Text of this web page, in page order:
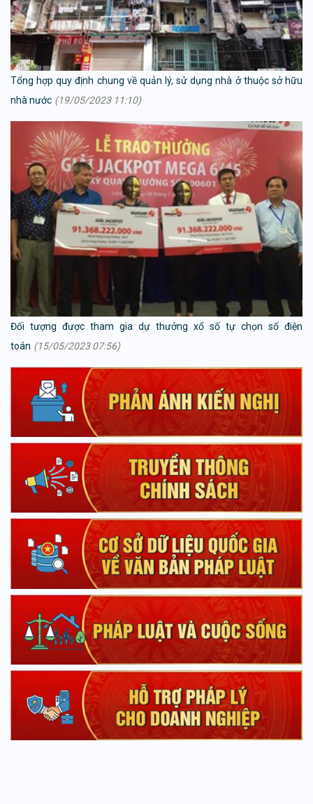
Tổng hợp quy định chung về quản lý, sử dụng nhà ở thuộc sở hữu
nhà nước (19/05/2023 11:10)
Đối tượng được tham gia dự thưởng xổ số tự chọn số điện
toán (15/05/2023 07:56)